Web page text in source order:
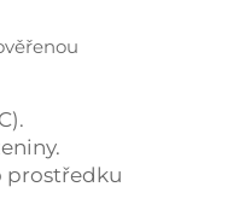
prostředku